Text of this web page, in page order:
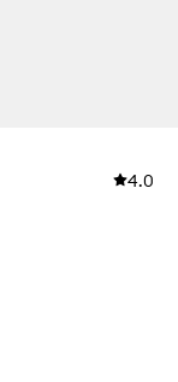
4.0